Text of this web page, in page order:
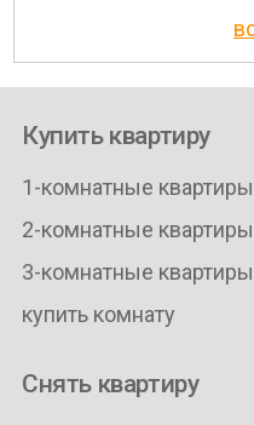
Купить квартиру
1-комнатные квартиры
2-комнатные квартиры
3-комнатные квартиры
купить комнату
Снять квартиру